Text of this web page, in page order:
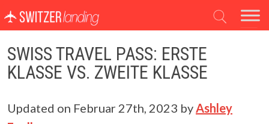
Hauptnavigation
SWISS TRAVEL PASS: ERSTE
KLASSE VS. ZWEITE KLASSE
Updated on Februar 27th, 2023 byAshley